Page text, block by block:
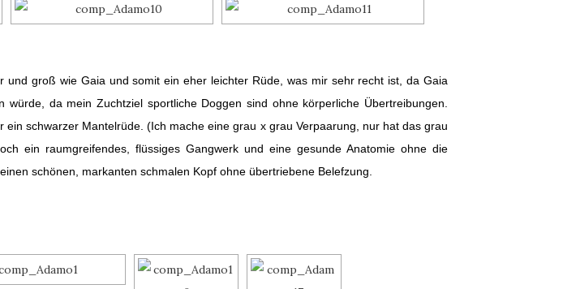
groß wie Gaia und somit ein eher leichter Rüde, was mir sehr recht ist, da Gaia
da mein Zuchtziel sportliche Doggen sind ohne körperliche Übertreibungen.
schwarzer Mantelrüde. (Ich mache eine grau x grau Verpaarung, nur hat das grau
ein raumgreifendes, flüssiges Gangwerk und eine gesunde Anatomie ohne die
schönen, markanten schmalen Kopf ohne übertriebene Belefzung.